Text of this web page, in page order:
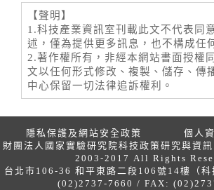
【聲明】
1.科技產業資訊室刊載此文不代表同
述，僅為提供更多訊息，也不構成任
2.著作權所有，非經本網站書面授權
文以任何形式修改、複製、儲存、傳
中心保留一切法律追訴權利。
隱私保護及網站安全政策
個人
財團法人國家實驗研究院科技政策研究與資
2003-2017 All Rights
台北市106-36 和平東路二段106號14樓（
(02)2737-7660 / FAX: